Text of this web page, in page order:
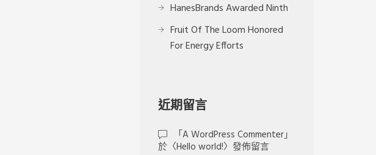
HanesBrands Awarded Ninth
Fruit Of The Loom Honored
For Energy Efforts
近期留言
「A WordPress Commenter」
於〈Hello world!〉發佈留言